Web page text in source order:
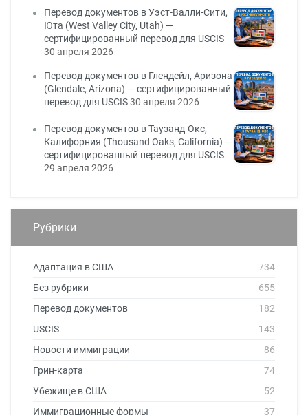
Перевод документов в Уэст-Валли-Сити,
Юта (West Valley City, Utah) —
сертифицированный перевод для USCIS
30 апреля 2026
Перевод документов в Глендейл, Аризона
(Glendale, Arizona) — сертифицированный
перевод для USCIS30 апреля 2026
Перевод документов в Таузанд-Окс,
Калифорния (Thousand Oaks, California) —
сертифицированный перевод для USCIS
29 апреля 2026
Рубрики
Адаптация в США
734
Без рубрики
655
Перевод документов
182
USCIS
143
Новости иммиграции
86
Грин-карта
74
Убежище в США
52
Иммиграционные формы
37